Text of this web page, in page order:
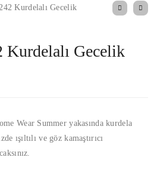
Kurdelalı Gecelik
Kurdelalı Gecelik
Wear Summer yakasında kurdela
ışıltılı ve göz kamaştırıcı